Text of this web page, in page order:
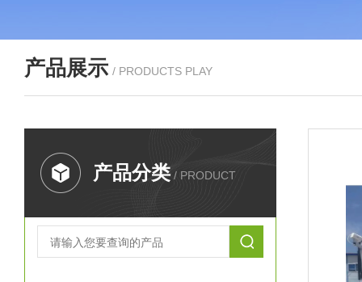
产品展示 / PRODUCTS PLAY
产品分类 / PRODUCT